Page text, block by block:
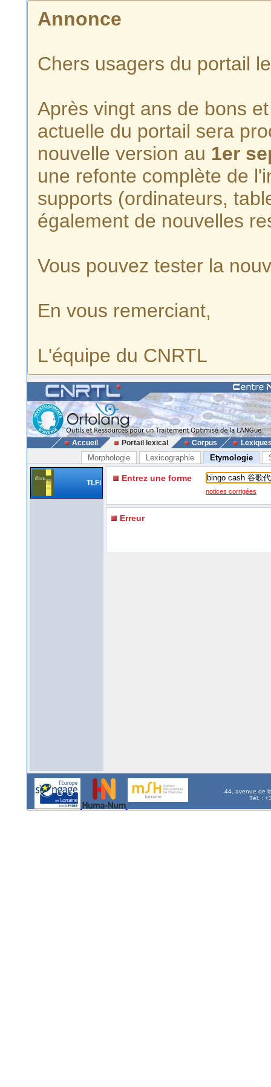
Annonce
Chers usagers du portail
Après vingt ans de bons
actuelle du portail sera
nouvelle version au 1er
une refonte complète de
supports (ordinateurs,
également de nouvelles
Vous pouvez tester la
En vous remerciant,
L'équipe du CNRTL
Accueil Portail lexical Corpus
Morphologie Lexicographie Etymologie
TLFi Entrez une forme
notices corrigées
Erreur
44, avenue de
Tél. :